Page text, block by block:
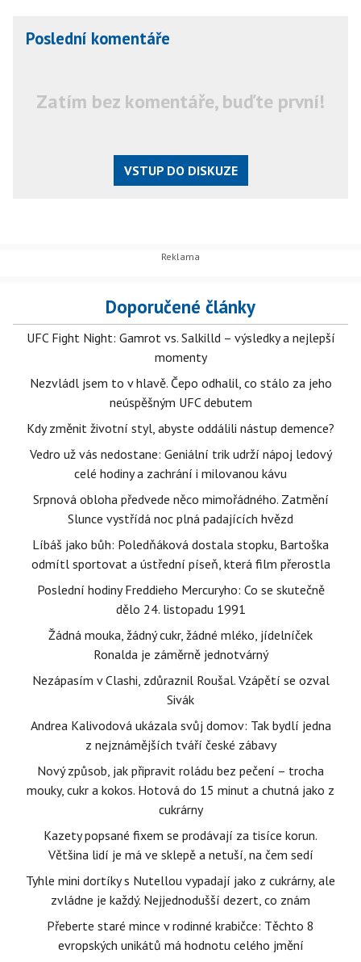
Poslední komentáře
Zatím bez komentáře, buďte první!
VSTUP DO DISKUZE
Doporučené články
UFC Fight Night: Gamrot vs. Salkilld – výsledky a nejlepší
momenty
Nezvládl jsem to v hlavě. Čepo odhalil, co stálo za jeho
neúspěšným UFC debutem
Kdy změnit životní styl, abyste oddálili nástup demence?
Vedro už vás nedostane: Geniální trik udrží nápoj ledový
celé hodiny a zachrání i milovanou kávu
Srpnová obloha předvede něco mimořádného. Zatmění
Slunce vystřídá noc plná padajících hvězd
Líbáš jako bůh: Poledňáková dostala stopku, Bartoška
odmítl sportovat a ústřední píseň, která film přerostla
Poslední hodiny Freddieho Mercuryho: Co se skutečně
dělo 24. listopadu 1991
Žádná mouka, žádný cukr, žádné mléko, jídelníček
Ronalda je záměrně jednotvárný
Nezápasím v Clashi, zdůraznil Roušal. Vzápětí se ozval
Sivák
Andrea Kalivodová ukázala svůj domov: Tak bydlí jedna
z nejznámějších tváří české zábavy
Nový způsob, jak připravit roládu bez pečení – trocha
mouky, cukr a kokos. Hotová do 15 minut a chutná jako z
cukrárny
Kazety popsané fixem se prodávají za tisíce korun.
Většina lidí je má ve sklepě a netuší, na čem sedí
Tyhle mini dortíky s Nutellou vypadají jako z cukrárny, ale
zvládne je každý. Nejjednodušší dezert, co znám
Přeberte staré mince v rodinné krabičce: Těchto 8
evropských unikátů má hodnotu celého jmění